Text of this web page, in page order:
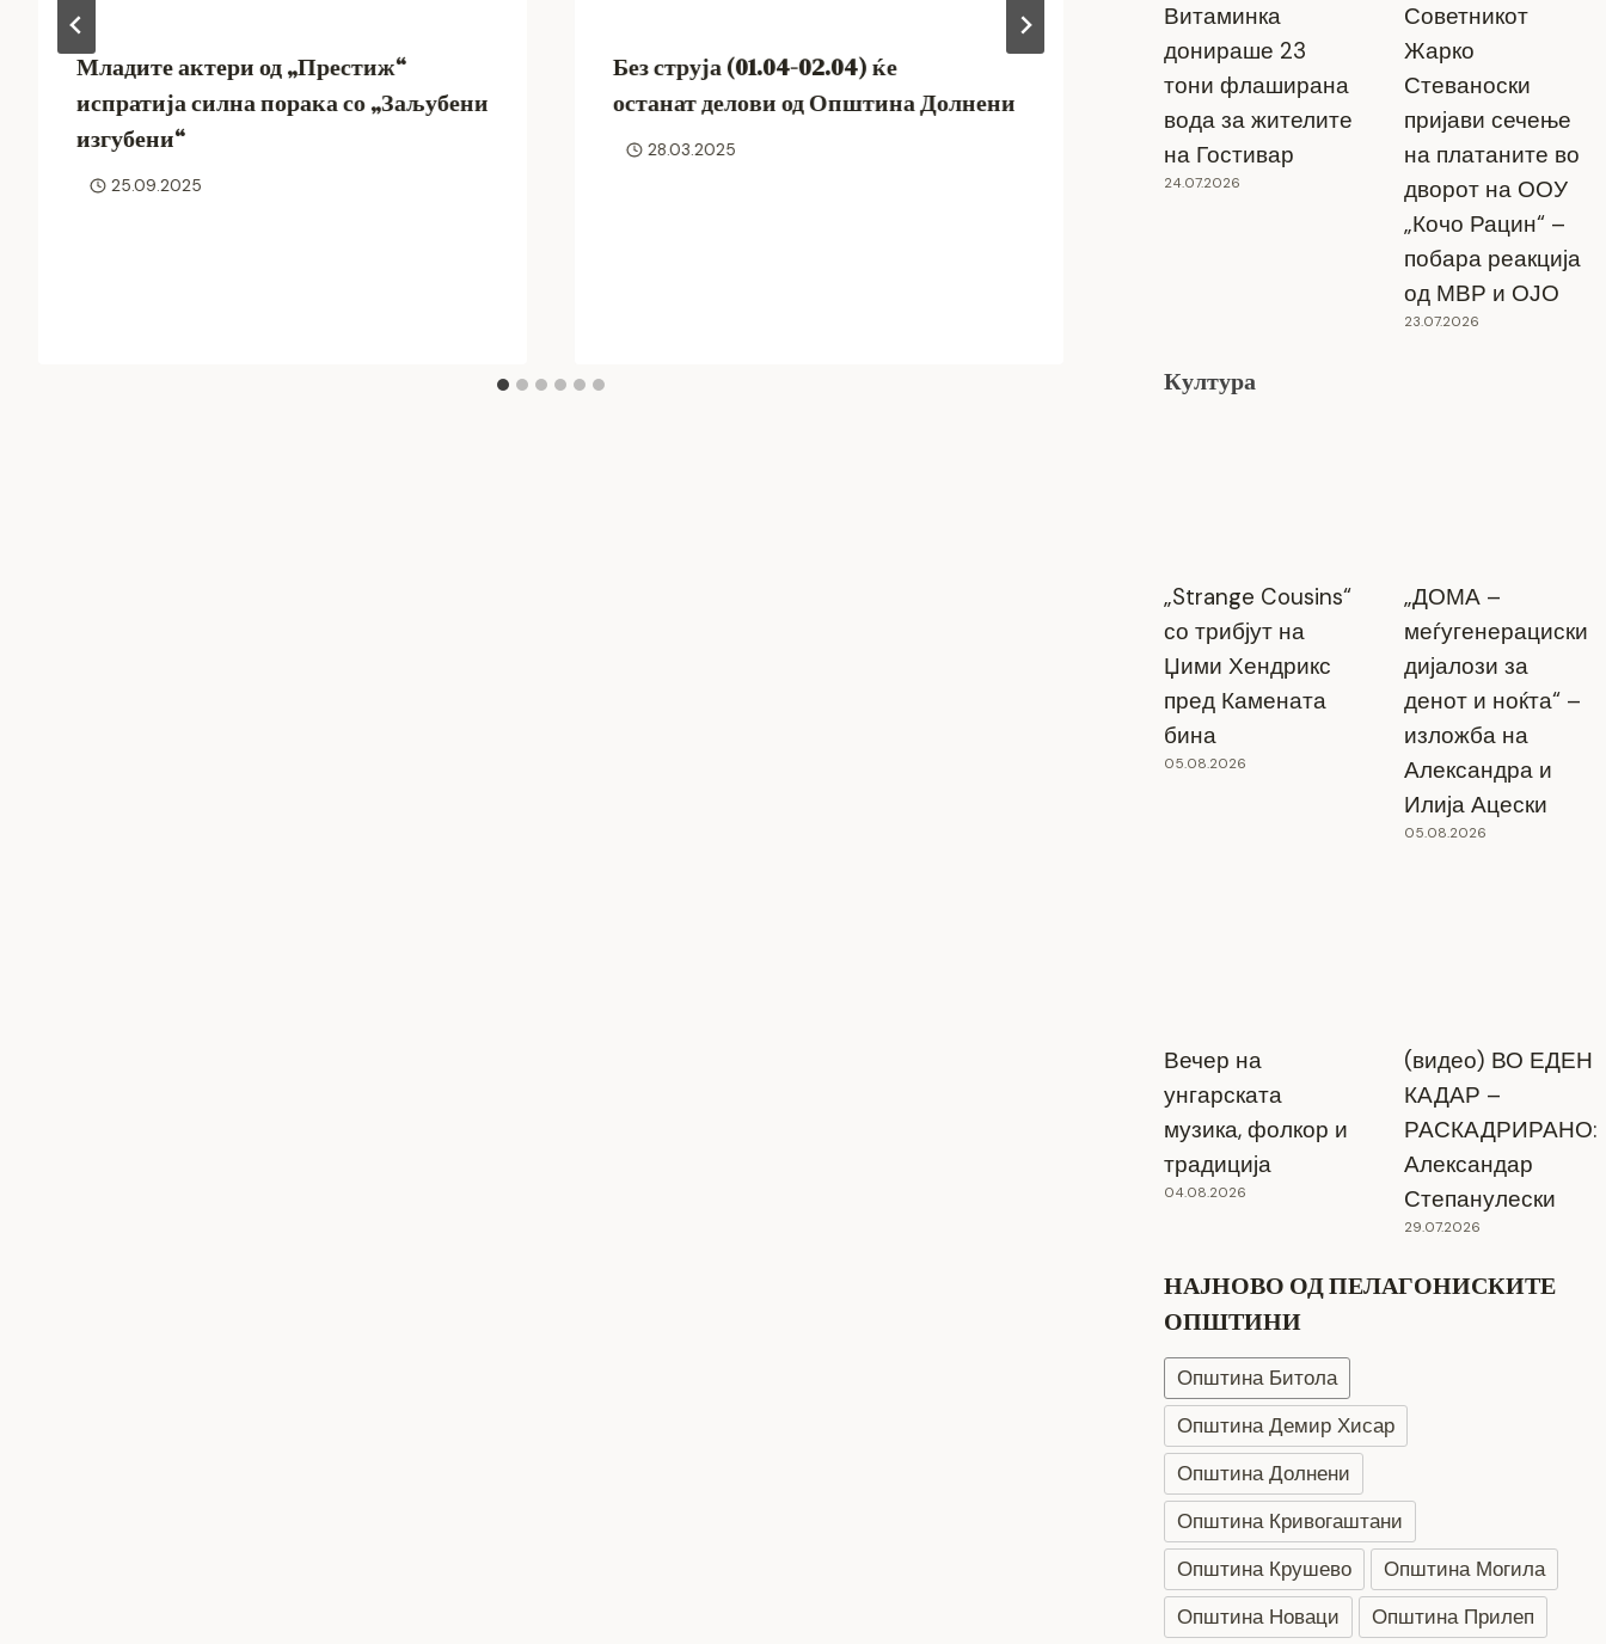
Младите актери од „Престиж“
испратија силна порака со „Заљубени
изгубени“
25.09.2025
Без струја (01.04-02.04) ќе
останат делови од Општина Долнени
28.03.2025
Започна изградбата на потпорен ѕид
на улицата „Прохор Пчински“ во
населбата Рид во Прилеп
26.05.2025
Витаминка
донираше 23
тони флаширана
вода за жителите
на Гостивар
24.07.2026
Советникот
Жарко
Стеваноски
пријави сечење
на платаните во
дворот на ООУ
„Кочо Рацин“ –
побара реакција
од МВР и ОЈО
23.07.2026
Култура
„Strange Cousins“
со трибјут на
Џими Хендрикс
пред Камената
бина
05.08.2026
„ДОМА –
меѓугенерациски
дијалози за
денот и ноќта“ –
изложба на
Александра и
Илија Ацески
05.08.2026
Вечер на
унгарската
музика, фолкор и
традиција
04.08.2026
(видео) ВО ЕДЕН
КАДАР –
РАСКАДРИРАНО:
Александар
Степанулески
29.07.2026
НАЈНОВО ОД ПЕЛАГОНИСКИТЕ
ОПШТИНИ
Општина Битола
Општина Демир Хисар
Општина Долнени
Општина Кривогаштани
Општина Крушево
Општина Могила
Општина Новаци
Општина Прилеп